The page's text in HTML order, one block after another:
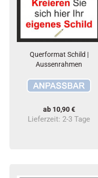
Querformat Schild |
Aussenrahmen
ab 10,90 €
Lieferzeit: 2-3 Tage